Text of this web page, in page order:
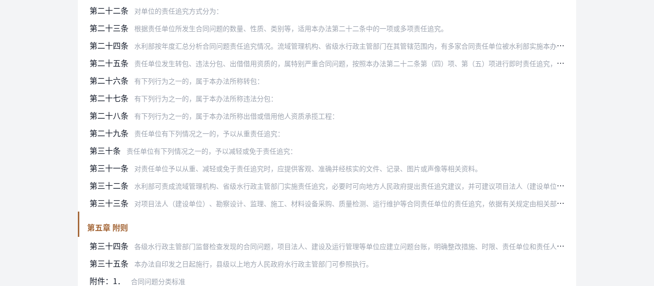
第二十二条 对单位的责任追究方式分为：
第二十三条 根据责任单位所发生合同问题的数量、性质、类别等，适用本办法第二十二条中的一项或多项责任追究。
第二十四条 水利部按年度汇总分析合同问题责任追究情况。流域管理机构、省级水行政主管部门在其管辖范围内，有多家合同责任单位被水利部实施本办法第二十二条通报批评（含）以上责任追…
第二十五条 责任单位发生转包、违法分包、出借借用资质的，属特别严重合同问题，按照本办法第二十二条第（四）项、第（五）项进行即时责任追究，并在全国水利建设市场监管服务平台公示…
第二十六条 有下列行为之一的，属于本办法所称转包：
第二十七条 有下列行为之一的，属于本办法所称违法分包：
第二十八条 有下列行为之一的，属于本办法所称出借或借用他人资质承揽工程：
第二十九条 责任单位有下列情况之一的，予以从重责任追究：
第三十条 责任单位有下列情况之一的，予以减轻或免于责任追究：
第三十一条 对责任单位予以从重、减轻或免于责任追究时，应提供客观、准确并经核实的文件、记录、图片或声像等相关资料。
第三十二条 水利部可责成流域管理机构、省级水行政主管部门实施责任追究，必要时可向地方人民政府提出责任追究建议，并可建议项目法人（建设单位）、运行管理单位按照有关规定或合同约…
第三十三条 对项目法人（建设单位）、勘察设计、监理、施工、材料设备采购、质量检测、运行维护等合同责任单位的责任追究，依据有关规定由相关部门记入全国水利建设市场信用档案。按照…
第五章 附则
第三十四条
各级水行政主管部门监督检查发现的合同问题，项目法人、建设及运行管理等单位应建立问题台账，明确整改措施、时限、责任单位和责任人等，限期组织整改落实。
第三十五条 本办法自印发之日起施行，县级以上地方人民政府水行政主管部门可参照执行。
附件：1． 合同问题分类标准